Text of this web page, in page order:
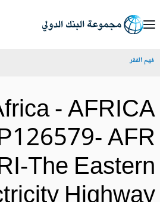
الفقر
-
RI-The